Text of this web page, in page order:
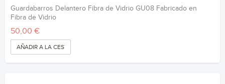
Guardabarros Delantero Fibra de Vidrio GU08 Fabricado en
Fibra de Vidrio
50,00 €
AÑADIR A LA CESTA